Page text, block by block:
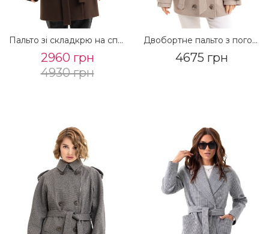
Пальто зі складкрю на спинці «Пош» шоколадне
2960 грн
4930 грн
Двобортне пальто з погонами «Ліна» бежеве
4675 грн